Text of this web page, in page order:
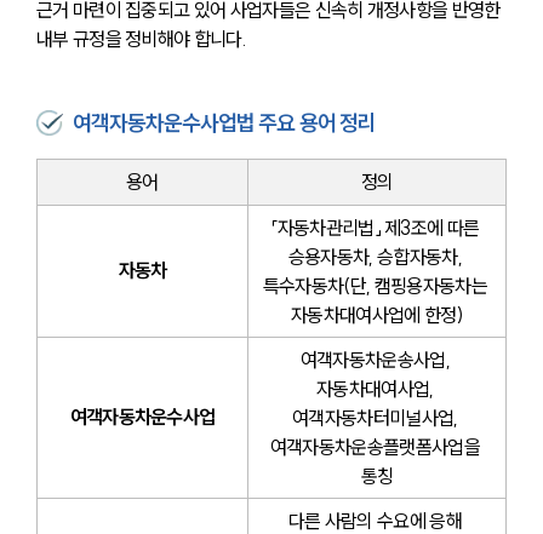
근거 마련이 집중되고 있어 사업자들은 신속히 개정사항을 반영한
내부 규정을 정비해야 합니다.
여객자동차운수사업법 주요 용어 정리
용어 정의
자동차
「자동차관리법」 제3조에 따른
승용자동차, 승합자동차,
특수자동차(단, 캠핑용자동차는
자동차대여사업에 한정)
여객자동차운수사업
여객자동차운송사업,
자동차대여사업,
여객자동차터미널사업,
여객자동차운송플랫폼사업을
통칭
다른 사람의 수요에 응해